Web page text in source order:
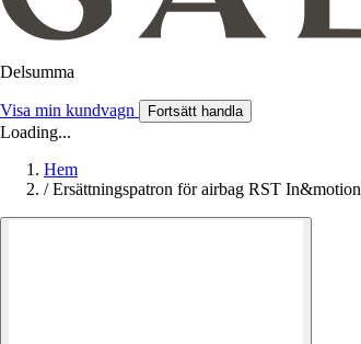
Delsumma
Visa min kundvagn Fortsätt handla
Loading...
Hem
/ Ersättningspatron för airbag RST In&motion